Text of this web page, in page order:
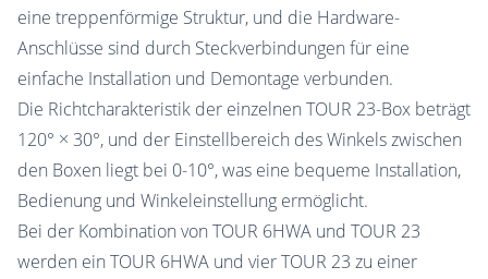
eine treppenförmige Struktur, und die Hardware-
Anschlüsse sind durch Steckverbindungen für eine
einfache Installation und Demontage verbunden.
Die Richtcharakteristik der einzelnen TOUR 23-Box beträgt
120° × 30°, und der Einstellbereich des Winkels zwischen
den Boxen liegt bei 0-10°, was eine bequeme Installation,
Bedienung und Winkeleinstellung ermöglicht.
Bei der Kombination von TOUR 6HWA und TOUR 23
werden ein TOUR 6HWA und vier TOUR 23 zu einer